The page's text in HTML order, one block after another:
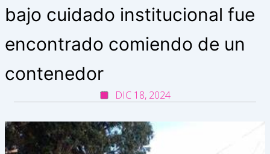
bajo cuidado institucional fue
encontrado comiendo de un
contenedor
DIC 18, 2024